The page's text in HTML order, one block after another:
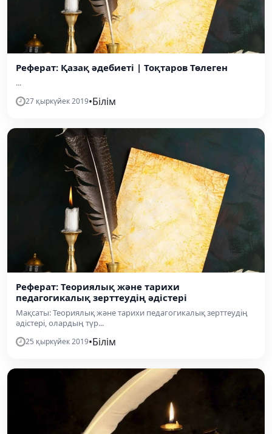
Реферат: Қазақ әдебиеті | Тоқтаров Төлеген
...
27 қыркүйек 2019•Білім
Реферат: Теориялық және тарихи
педагогикалық зерттеудің әдістері
Мақсаты: Теориялық және тарихи педагогикалық зерттеудің
әдістері, олардың түр...
25 қыркүйек 2019•Білім